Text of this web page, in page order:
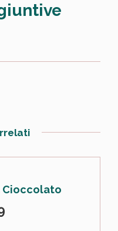
Cioccolato